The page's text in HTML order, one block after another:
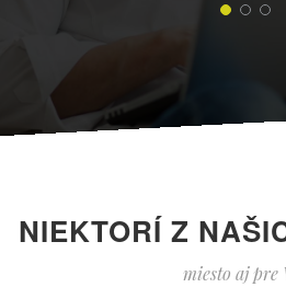
NIEKTORÍ Z
miesto aj pre